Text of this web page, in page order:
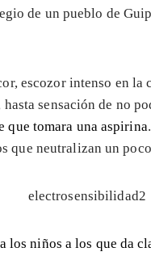
de un pueblo de
escozor intenso en
sensación de no
que tomara una aspirina
que neutralizan un
los niños a los que da